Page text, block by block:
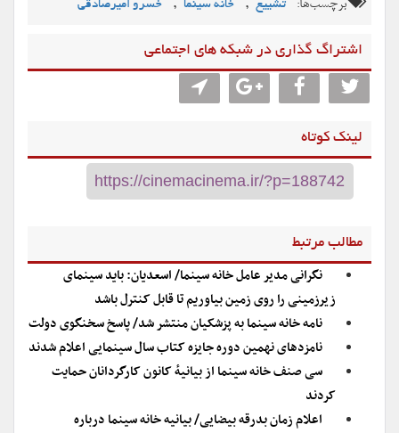
برچسب‌ها: تشییع , خانه سینما , خسرو امیرصادقی
اشتراگ گذاری در شبکه های اجتماعی
لینک کوتاه
مطالب مرتبط
نگرانی مدیر عامل خانه سینما/ اسعدیان: باید سینمای
زیرزمینی را روی زمین بیاوریم تا قابل کنترل باشد
نامه خانه سینما به پزشکیان منتشر شد/ پاسخ سخنگوی دولت
نامزدهای نهمین دوره جایزه کتاب سال سینمایی اعلام شدند
سی صنف خانه سینما از بیانیهٔ کانون کارگردانان حمایت
کردند
اعلام زمان بدرقه بیضایی/ بیانیه خانه سینما درباره